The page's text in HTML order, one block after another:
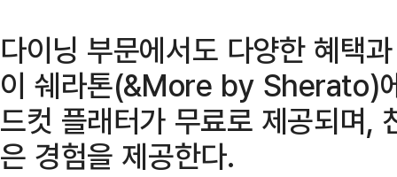
다이닝 부문에서도 다양한 혜택
이 쉐라톤(&More by Sherato)
드컷 플래터가 무료로 제공되며,
은 경험을 제공한다.